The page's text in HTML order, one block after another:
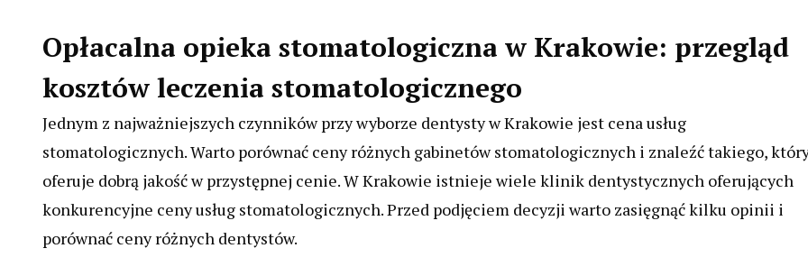
Opłacalna opieka stomatologiczna w Krakowie: przegląd
kosztów leczenia stomatologicznego
Jednym z najważniejszych czynników przy wyborze dentysty w Krakowie jest cena usług
stomatologicznych. Warto porównać ceny różnych gabinetów stomatologicznych i znaleźć takiego,
oferuje dobrą jakość w przystępnej cenie. W Krakowie istnieje wiele klinik dentystycznych oferujących
konkurencyjne ceny usług stomatologicznych. Przed podjęciem decyzji warto zasięgnąć kilku opinii i
porównać ceny różnych dentystów.